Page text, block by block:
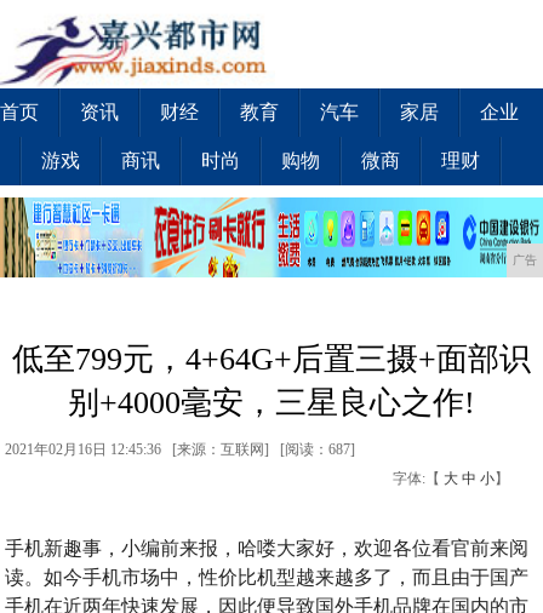
首页 资讯 财经 教育 汽车 家居 企业
游戏 商讯 时尚 购物 微商 理财
广告
低至799元，4+64G+后置三摄+面部识
别+4000毫安，三星良心之作!
2021年02月16日 12:45:36 [来源：互联网] [阅读：687]
字体:【 大 中 小】
手机新趣事，小编前来报，哈喽大家好，欢迎各位看官前来阅
读。如今手机市场中，性价比机型越来越多了，而且由于国产
手机在近两年快速发展，因此便导致国外手机品牌在国内的市